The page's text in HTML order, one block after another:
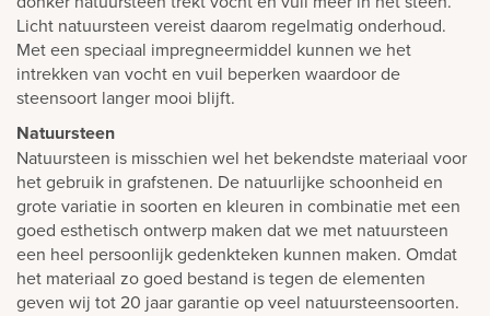
Licht natuursteen vereist daarom regelmatig onderhoud.
Met een speciaal impregneermiddel kunnen we het
intrekken van vocht en vuil beperken waardoor de
steensoort langer mooi blijft.
Natuursteen
Natuursteen is misschien wel het bekendste materiaal voor
het gebruik in grafstenen. De natuurlijke schoonheid en
grote variatie in soorten en kleuren in combinatie met een
goed esthetisch ontwerp maken dat we met natuursteen
een heel persoonlijk gedenkteken kunnen maken. Omdat
het materiaal zo goed bestand is tegen de elementen
geven wij tot 20 jaar garantie op veel natuursteensoorten.